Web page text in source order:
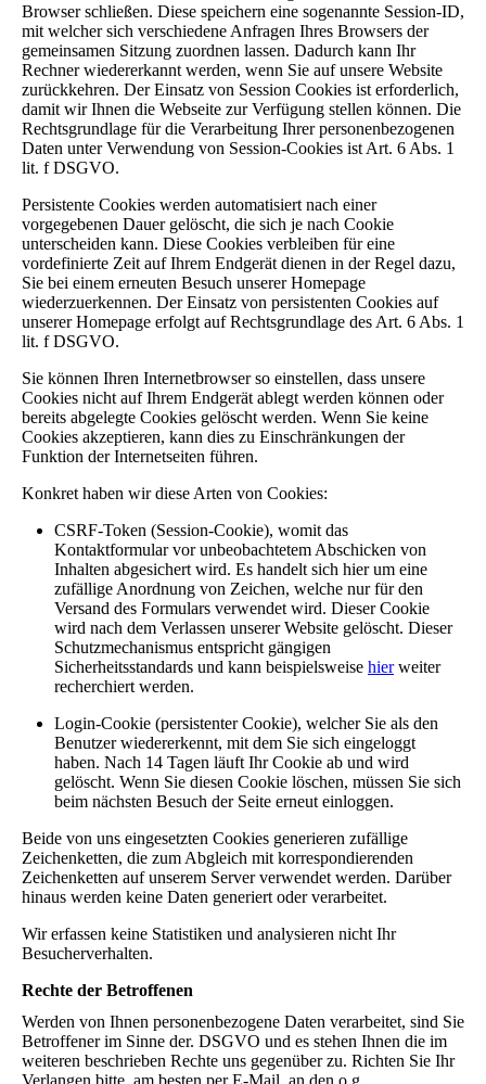
Browser schließen. Diese speichern eine sogenannte Session-ID,
mit welcher sich verschiedene Anfragen Ihres Browsers der
gemeinsamen Sitzung zuordnen lassen. Dadurch kann Ihr
Rechner wiedererkannt werden, wenn Sie auf unsere Website
zurückkehren. Der Einsatz von Session Cookies ist erforderlich,
damit wir Ihnen die Webseite zur Verfügung stellen können. Die
Rechtsgrundlage für die Verarbeitung Ihrer personenbezogenen
Daten unter Verwendung von Session-Cookies ist Art. 6 Abs. 1
lit. f DSGVO.
Persistente Cookies werden automatisiert nach einer
vorgegebenen Dauer gelöscht, die sich je nach Cookie
unterscheiden kann. Diese Cookies verbleiben für eine
vordefinierte Zeit auf Ihrem Endgerät dienen in der Regel dazu,
Sie bei einem erneuten Besuch unserer Homepage
wiederzuerkennen. Der Einsatz von persistenten Cookies auf
unserer Homepage erfolgt auf Rechtsgrundlage des Art. 6 Abs. 1
lit. f DSGVO.
Sie können Ihren Internetbrowser so einstellen, dass unsere
Cookies nicht auf Ihrem Endgerät ablegt werden können oder
bereits abgelegte Cookies gelöscht werden. Wenn Sie keine
Cookies akzeptieren, kann dies zu Einschränkungen der
Funktion der Internetseiten führen.
Konkret haben wir diese Arten von Cookies:
CSRF-Token (Session-Cookie), womit das
Kontaktformular vor unbeobachtetem Abschicken von
Inhalten abgesichert wird. Es handelt sich hier um eine
zufällige Anordnung von Zeichen, welche nur für den
Versand des Formulars verwendet wird. Dieser Cookie
wird nach dem Verlassen unserer Website gelöscht. Dieser
Schutzmechanismus entspricht gängigen
Sicherheitsstandards und kann beispielsweise hierweiter
recherchiert werden.
Login-Cookie (persistenter Cookie), welcher Sie als den
Benutzer wiedererkennt, mit dem Sie sich eingeloggt
haben. Nach 14 Tagen läuft Ihr Cookie ab und wird
gelöscht. Wenn Sie diesen Cookie löschen, müssen Sie sich
beim nächsten Besuch der Seite erneut einloggen.
Beide von uns eingesetzten Cookies generieren zufällige
Zeichenketten, die zum Abgleich mit korrespondierenden
Zeichenketten auf unserem Server verwendet werden. Darüber
hinaus werden keine Daten generiert oder verarbeitet.
Wir erfassen keine Statistiken und analysieren nicht Ihr
Besucherverhalten.
Rechte der Betroffenen
Werden von Ihnen personenbezogene Daten verarbeitet, sind Sie
Betroffener im Sinne der. DSGVO und es stehen Ihnen die im
weiteren beschrieben Rechte uns gegenüber zu. Richten Sie Ihr
Verlangen bitte, am besten per E-Mail, an den o.g.